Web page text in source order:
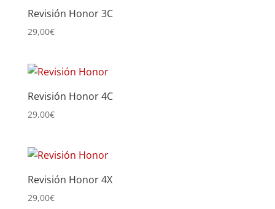
Revisión Honor 3C
29,00€
Revisión Honor 4C
29,00€
Revisión Honor 4X
29,00€